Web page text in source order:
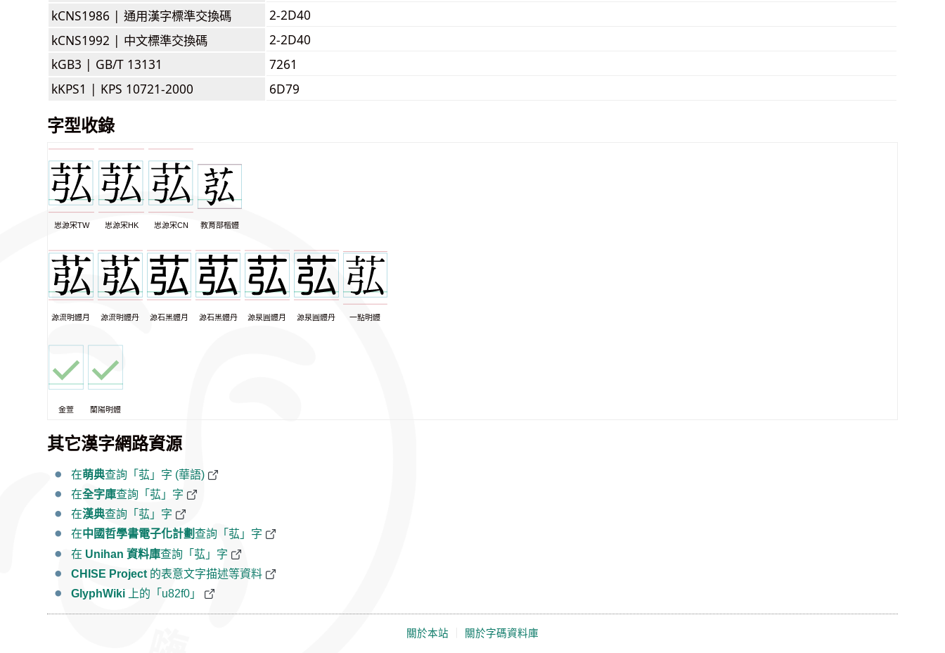
kCNS1986 | 通用漢字標準交換碼
2-2D40
kCNS1992 | 中文標準交換碼
2-2D40
kGB3 | GB/T 13131
7261
kKPS1 | KPS 10721-2000 6D79
字型收錄
思源宋TW 思源宋HK 思源宋CN 教育部楷體
源流明體月 源流明體丹 源石黑體月 源石黑體丹 源泉圓體月 源泉圓體丹 一點明體
金萱 蘭陽明體
其它漢字網路資源
在萌典查詢「苰」字 (華語)
在全字庫查詢「苰」字
在漢典查詢「苰」字
在中國哲學書電子化計劃 查詢「苰」字
在 Unihan 資料庫查詢「苰」字
CHISE Project 的表意文字描述等資料
GlyphWiki 上的「u82f0」
關於本站 關於字碼資料庫